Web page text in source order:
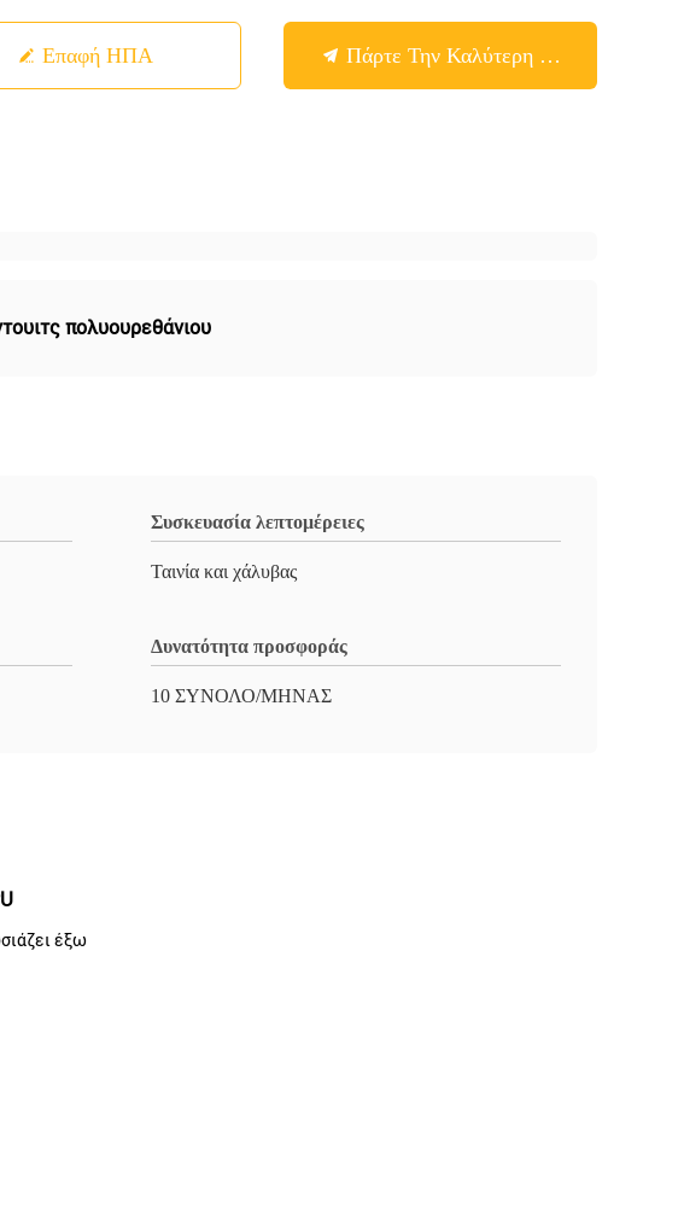
Επαφή ΗΠΑ Πάρτε Την Καλύτερη Τιμή
πολυουρεθάνιου
Συσκευασία λεπτομέρειες
Ταινία και χάλυβας
Δυνατότητα προσφοράς
10 ΣΥΝΟΛΟ/ΜΗΝΑΣ
έξω